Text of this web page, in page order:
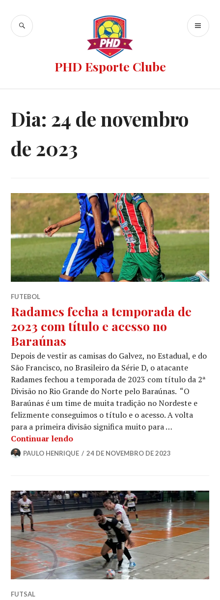
PHD Esporte Clube
Dia: 24 de novembro
de 2023
FUTEBOL
Radames fecha a temporada de
2023 com título e acesso no
Baraúnas
Depois de vestir as camisas do Galvez, no Estadual, e do
São Francisco, no Brasileiro da Série D, o atacante
Radames fechou a temporada de 2023 com título da 2ª
Divisão no Rio Grande do Norte pelo Baraúnas. “O
Baraúnas é um time de muita tradição no Nordeste e
felizmente conseguimos o título e o acesso. A volta
para a primeira divisão significa muito para …
Continuar lendo
PAULO HENRIQUE 24 DE NOVEMBRO DE 2023
FUTSAL